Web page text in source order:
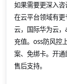
如果需要更深入
在云平台领域有
云，国际华为云
充值。oss防风控
案、免绑卡。开
售后支持。